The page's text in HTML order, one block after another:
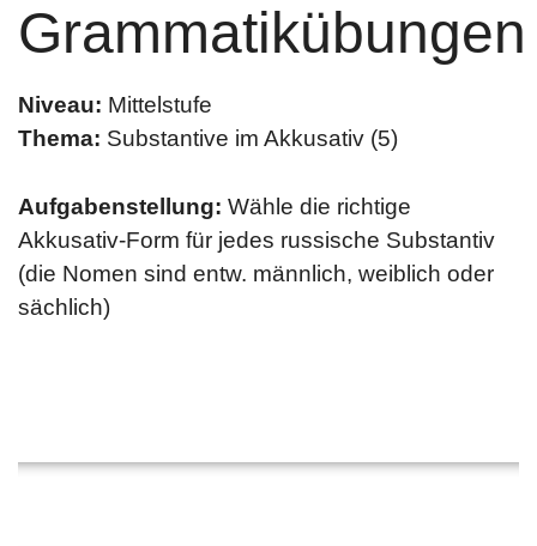
Grammatikübungen
Niveau: Mittelstufe
Thema: Substantive im Akkusativ (5)
Aufgabenstellung: Wähle die richtige
Akkusativ-Form für jedes russische Substantiv
(die Nomen sind entw. männlich, weiblich oder
sächlich)